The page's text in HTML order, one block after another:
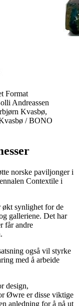
Format
Andreassen
Kvasbø,
/ BONO
norske paviljonger i
Contextile i
økt synlighet for de
galleriene. Det har
får andre
også vil styrke
med å arbeide
design,
Øwre er disse viktige
anledning for å nå ut